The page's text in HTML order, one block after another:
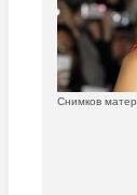
Снимков